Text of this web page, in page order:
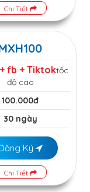
Chi Tiết
fb + Tiktoktốc
độ cao
100.000đ
30 ngày
Ký
Chi Tiết